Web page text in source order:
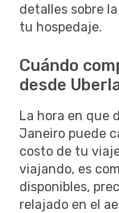
detalles sobre
tu hospedaje.
Cuándo
desde
La hora en que
Janeiro puede
costo de tu
viajando, es
disponibles,
relajado en el